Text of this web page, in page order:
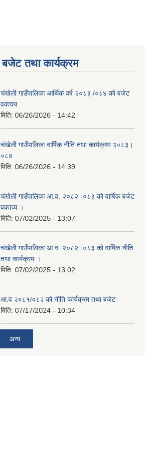
बजेट तथा कार्यक्रम
चंखेली गाउँपालिका आर्थिक वर्ष २०८३ /०८४ को बजेट
वक्त्वय
मिति: 06/26/2026 - 14:42
चंखेली गाउँपालिका वार्षिक नीति तथा कार्यक्रम २०८३।
०८४
मिति: 06/26/2026 - 14:39
चंखेली गाउँपालिका आ.व. २०८२।०८३ को वार्षिक बजेट
वक्तव्य ।
मिति: 07/02/2025 - 13:07
चंखेली गाउँपालिका आ.व. २०८२।०८३ को वार्षिक नीति
तथा कार्यक्रम ।
मिति: 07/02/2025 - 13:02
आ.व २०८१/०८२ को नीति कार्यक्रम तथा बजेट
मिति: 07/17/2024 - 10:34
अन्य